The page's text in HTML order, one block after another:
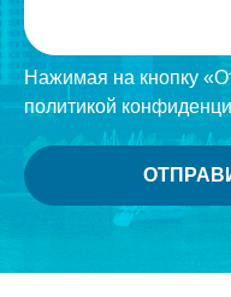
Нажимая на кнопку
политикой